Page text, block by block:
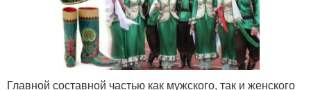
Главной составной частью как мужского, так и женского